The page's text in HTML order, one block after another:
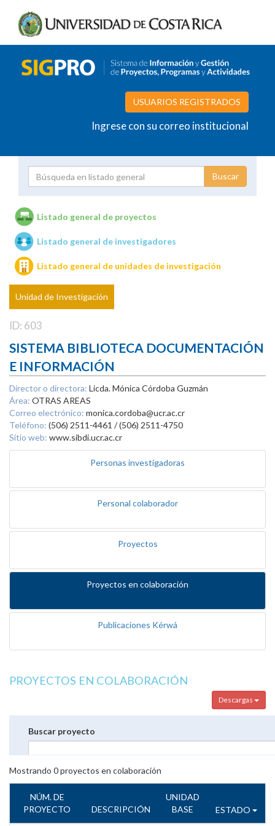
USUARIOS REGISTRADOS
Ingrese con su correo institucional
Unidades de investigación
Listado general de proyectos
Listado general de investigadores
Listado general de unidades de investigación
Unidad de Investigación
ID: 603
SISTEMA BIBLIOTECA DOCUMENTACIÓN
E INFORMACIÓN
Director o directora: Licda. Mónica Córdoba Guzmán
Área: OTRAS AREAS
Correo electrónico: monica.cordoba@ucr.ac.cr
Teléfono: (506) 2511-4461 / (506) 2511-4750
Sitio web: www.sibdi.ucr.ac.cr
Personas investigadoras
Personal colaborador
Proyectos
Proyectos en colaboración
Publicaciones Kérwá
PROYECTOS EN COLABORACIÓN
Descargas
Buscar proyecto
Mostrando 0proyectos en colaboración
NÚM. DE
PROYECTO
DESCRIPCIÓN
UNIDAD
BASE
ESTADO